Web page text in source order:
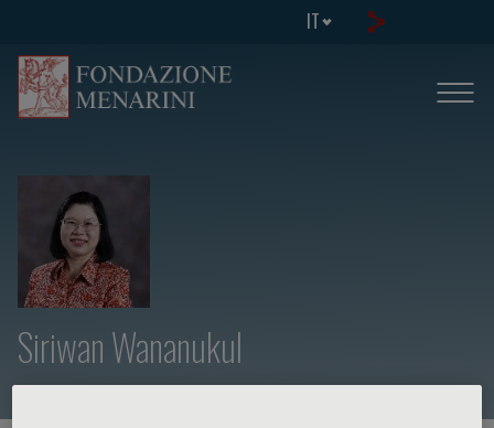
IT
Siriwan Wananukul